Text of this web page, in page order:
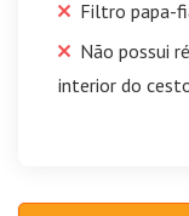
Filtro papa-
Não possui
interior do